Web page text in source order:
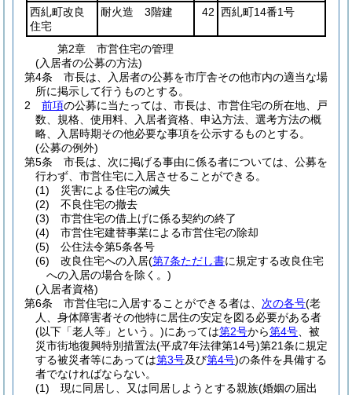
西糺町改良
住宅
耐火造 3階建 42 西糺町14番1号
第2章
市営住宅の管理
(入居者の公募の方法)
第4条
市長は、入居者の公募を市庁舎その他市内の適当な場
所に掲示して行うものとする。
2
前項の公募に当たっては、市長は、市営住宅の所在地、戸
数、規格、使用料、入居者資格、申込方法、選考方法の概
略、入居時期その他必要な事項を公示するものとする。
(公募の例外)
第5条
市長は、次に掲げる事由に係る者については、公募を
行わず、市営住宅に入居させることができる。
(1)
災害による住宅の滅失
(2)
不良住宅の撤去
(3)
市営住宅の借上げに係る契約の終了
(4)
市営住宅建替事業による市営住宅の除却
(5)
公住法令第5条各号
(6)
改良住宅への入居(第7条ただし書に規定する改良住宅
への入居の場合を除く。)
(入居者資格)
第6条
市営住宅に入居することができる者は、 次の各号(老
人、身体障害者その他特に居住の安定を図る必要がある者
(以下「老人等」という。)にあっては第2号から第4号 、被
災市街地復興特別措置法(平成7年法律第14号)第21条に規定
する被災者等にあっては第3号及び第4号)の条件を具備する
者でなければならない。
(1)
現に同居し、又は同居しようとする親族(婚姻の届出